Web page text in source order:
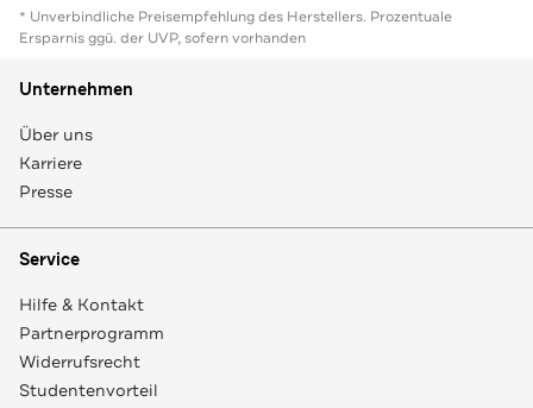
* Unverbindliche Preisempfehlung des Herstellers. Prozentuale
Ersparnis ggü. der UVP, sofern vorhanden
Unternehmen
Über uns
Karriere
Presse
Service
Hilfe & Kontakt
Partnerprogramm
Widerrufsrecht
Studentenvorteil